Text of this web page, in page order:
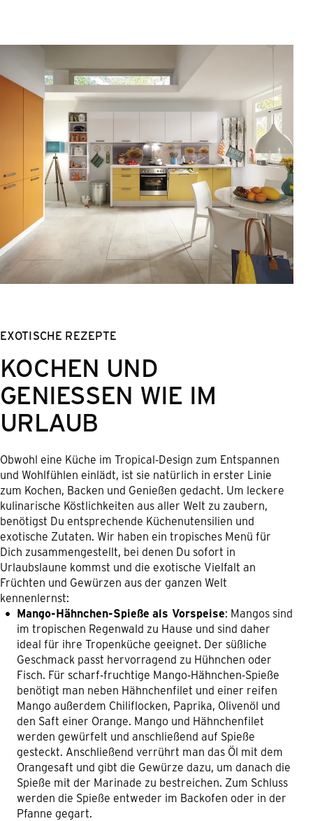
EXOTISCHE REZEPTE
KOCHEN UND
GENIESSEN WIE IM U
RLAUB
Obwohl eine Küche im Tropical-Design zum Entspannen
und Wohlfühlen einlädt, ist sie natürlich in erster Linie
zum Kochen, Backen und Genießen gedacht. Um leckere
kulinarische Köstlichkeiten aus aller Welt zu zaubern,
benötigst Du entsprechende Küchenutensilien und
exotische Zutaten. Wir haben ein tropisches Menü für
Dich zusammengestellt, bei denen Du sofort in
Urlaubslaune kommst und die exotische Vielfalt an
Früchten und Gewürzen aus der ganzen Welt
kennenlernst:
Mango-Hähnchen-Spieße als Vorspeise: Mangos sind
im tropischen Regenwald zu Hause und sind daher
ideal für ihre Tropenküche geeignet. Der süßliche
Geschmack passt hervorragend zu Hühnchen oder
Fisch. Für scharf-fruchtige Mango-Hähnchen-Spieße
benötigt man neben Hähnchenfilet und einer reifen
Mango außerdem Chiliflocken, Paprika, Olivenöl und
den Saft einer Orange. Mango und Hähnchenfilet
werden gewürfelt und anschließend auf Spieße
gesteckt. Anschließend verrührt man das Öl mit dem
Orangesaft und gibt die Gewürze dazu, um danach die
Spieße mit der Marinade zu bestreichen. Zum Schluss
werden die Spieße entweder im Backofen oder in der
Pfanne gegart.